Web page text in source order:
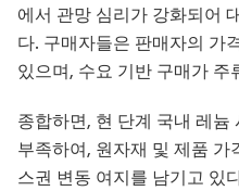
에서 관망 심리가 강화되어
다. 구매자들은 판매자의 가
있으며, 수요 기반 구매가
종합하면, 현 단계 국내 레
부족하여, 원자재 및 제품
스권 변동 여지를 남기고 있